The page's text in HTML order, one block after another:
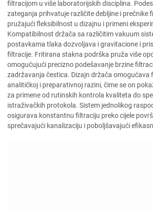
filtracijom u više laboratorijskih disciplina.
zateganja prihvatuje različite debljine i prečnike
pružajući fleksibilnost u dizajnu i primeni
Kompatibilnost držača sa različitim vakuum
postavkama tlaka dozvoljava i gravitacione i
filtracije. Fritirana stakna podrška pruža više
omogućujući precizno podešavanje brzine
zadržavanja čestica. Dizajn držača omogućava
analitičkoj i preparativnoj razini, čime se on
za primene od rutinskih kontrola kvaliteta do
istraživačkih protokola. Sistem jednolikog
osigurava konstantnu filtraciju preko cijele
sprečavajući kanalizaciju i poboljšavajući